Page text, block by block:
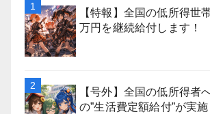
【特報】全国の低所得世
万円を継続給付します！
【号外】全国の低所得者
の”生活費定額給付”が実施